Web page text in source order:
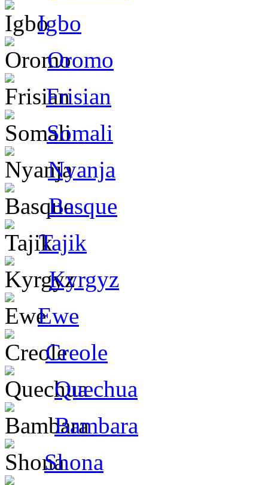
Igbo
Oromo
Frisian
Somali
Nyanja
Basque
Tajik
Kyrgyz
Ewe
Creole
Quechua
Bambara
Shona